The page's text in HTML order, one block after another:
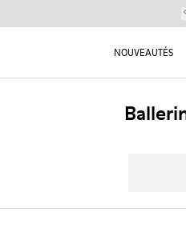
NOUVEAUTÉS